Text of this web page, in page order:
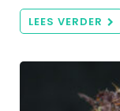
LEES VERDER